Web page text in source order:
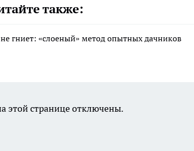
также:
гниет: «слоеный» метод опытных дачников
этой странице отключены.